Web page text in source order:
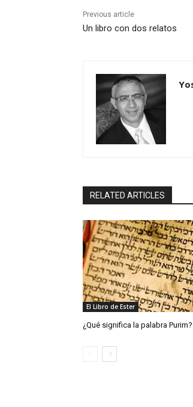
Previous article
Un libro con dos relatos
RELATED ARTICLES
El Libro de Ester
¿Qué significa la palabra Purim?